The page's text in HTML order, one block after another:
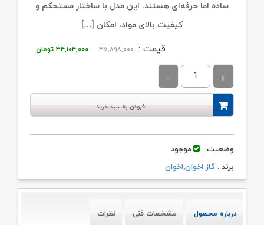
ساده اما حرفه‌ای هستند. این مدل با ساختار مستحکم و
کیفیت بالای مواد، امکان […]
قیمت : ۳۵,۸۹۸,۰۰۰
قیمت
۳۴,۱۰۴,۰۰۰ تومان
افزودن به سبد خرید
وضعیت :
موجود
برند : گاز اخوان,اخوان
درباره محصول مشخصات فنی نظرات